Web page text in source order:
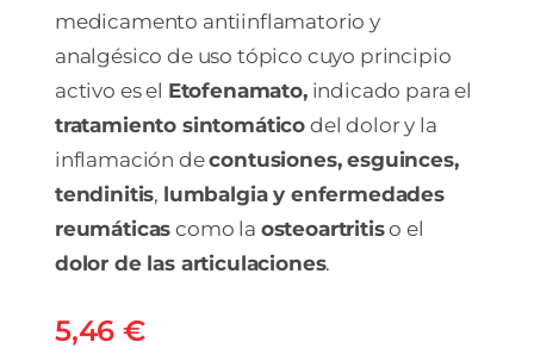
medicamento antiinflamatorio y
analgésico de uso tópico cuyo principio
activo es el Etofenamato,indicado para el
tratamiento sintomático del dolor y la
inflamación decontusiones, esguinces,
tendinitis, lumbalgia y enfermedades
reumáticas como la osteoartritiso el
dolor de las articulaciones.
5,46 €